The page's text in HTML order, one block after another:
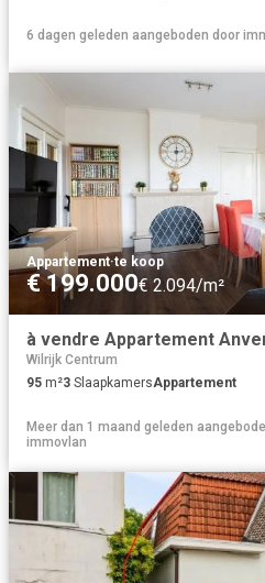
6 dagen geleden aangeboden door
Appartement·te koop
€ 199.000€ 2.094/m²
à vendre Appartement
Wilrijk Centrum
95 m²3 SlaapkamersAppartement
Meer dan 1 maand geleden
immovlan